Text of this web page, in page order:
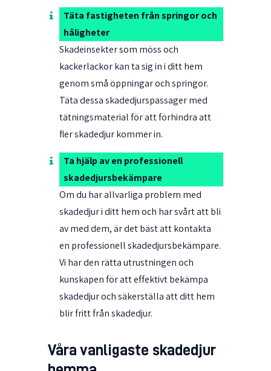
Täta fastigheten från springor och
håligheter
Skadeinsekter som möss och
kackerlackor kan ta sig in i ditt hem
genom små öppningar och springor.
Täta dessa skadedjurspassager med
tätningsmaterial för att förhindra att
fler skadedjur kommer in.
Ta hjälp av en professionell
skadedjursbekämpare
Om du har allvarliga problem med
skadedjur i ditt hem och har svårt att bli
av med dem, är det bäst att kontakta
en professionell skadedjursbekämpare.
Vi har den rätta utrustningen och
kunskapen för att effektivt bekämpa
skadedjur och säkerställa att ditt hem
blir fritt från skadedjur.
Våra vanligaste skadedjur